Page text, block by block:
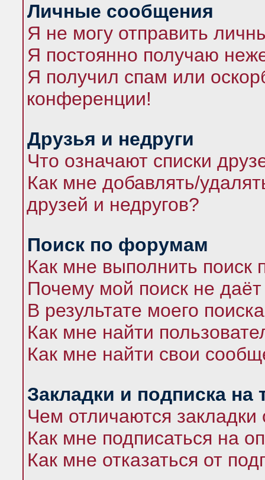
Личные сообщения
Я не могу отправить
Я постоянно получаю
Я получил спам или
конференции!
Друзья и недруги
Что означают списки
Как мне добавлять/
друзей и недругов?
Поиск по форумам
Как мне выполнить
Почему мой поиск не даёт
В результате моего
Как мне найти
Как мне найти свои
Закладки и подписка на
Чем отличаются закладки
Как мне подписаться на
Как мне отказаться от